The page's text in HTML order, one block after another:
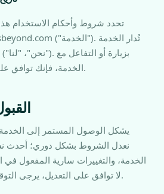
تحدد شروط وأحكام الاستخدام
الخدمة، فإنك توافق على هذه الشروط بالكامل.
1.
يشكل الوصول المستمر إلى
نعدل الشروط بشكل دوري؛ أحدث
الخدمة، والتغييرات سارية المفعول في
لا توافق على التعديل، يرجى التوقف عن استخدام الخدمة.